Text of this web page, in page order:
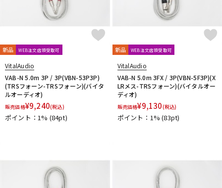
新品 WEB注文店頭受取可
VitalAudio
VAB-N 5.0m 3P / 3P(VBN-53P3P)
(TRSフォーン-TRSフォーン)(バイタ
ルオーディオ)
販売価格¥9,240(税込)
ポイント：1% (84pt)
新品 WEB注文店頭受取可
VitalAudio
VAB-N 5.0m 3FX / 3P(VBN-5F3P)(X
LRメス-TRSフォーン)(バイタルオー
ディオ)
販売価格¥9,130(税込)
ポイント：1%(83pt)